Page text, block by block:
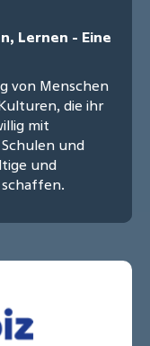
Lernen - Eine
von Menschen
die ihr
mit
und
und